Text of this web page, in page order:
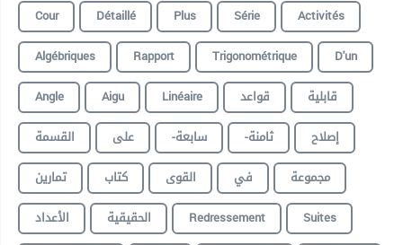
Cour
Détaillé Plus Série
Activités
Algébriques
Rapport Trigonométrique
D'un
Angle
Aigu Linéaire قواعد
قابلية
القسمة
على -سابعة -ثامنة
إصلاح
تمارين
كتاب القوى في
مجموعة
الأعداد
الحقيقية Redressement
Suites